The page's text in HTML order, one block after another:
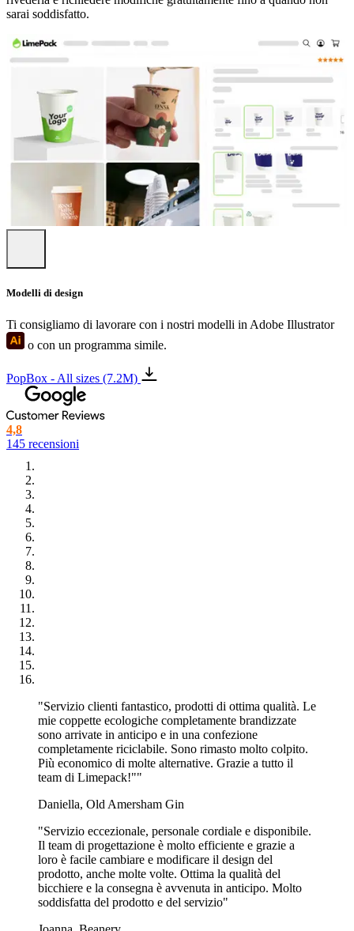
sarai soddisfatto.
Modelli di design
Ti consigliamo di lavorare con i nostri modelli in Adobe Illustrator
o con un programma simile.
PopBox - All sizes (7.2M)
4,8
145 recensioni
"Servizio clienti fantastico, prodotti di ottima qualità. Le
mie coppette ecologiche completamente brandizzate
sono arrivate in anticipo e in una confezione
completamente riciclabile. Sono rimasto molto colpito.
Più economico di molte alternative. Grazie a tutto il
team di Limepack!""
Daniella, Old Amersham Gin
"Servizio eccezionale, personale cordiale e disponibile.
Il team di progettazione è molto efficiente e grazie a
loro è facile cambiare e modificare il design del
prodotto, anche molte volte. Ottima la qualità del
bicchiere e la consegna è avvenuta in anticipo. Molto
soddisfatta del prodotto e del servizio"